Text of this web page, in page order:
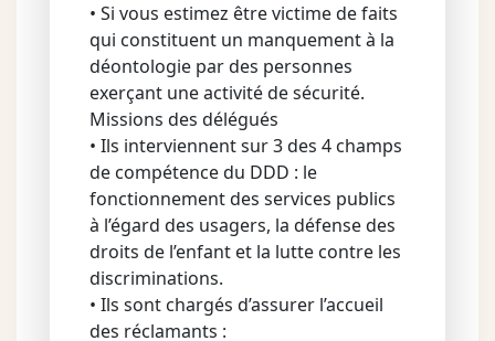
• Si vous estimez être victime de faits
qui constituent un manquement à la
déontologie par des personnes
exerçant une activité de sécurité.
Missions des délégués
• Ils interviennent sur 3 des 4 champs
de compétence du DDD : le
fonctionnement des services publics
à l’égard des usagers, la défense des
droits de l’enfant et la lutte contre les
discriminations.
• Ils sont chargés d’assurer l’accueil
des réclamants :